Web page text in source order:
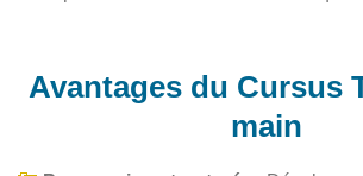
Avantages du Cursus
main